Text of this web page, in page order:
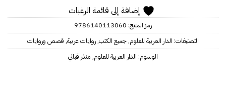
إضافة إلى قائمة الرغبات
رمز المنتج: 9786140113060
التصنيفات: الدار العربية للعلوم,جميع الكتب,روايات عربية, قصص وروايات
الوسوم: الدار العربية للعلوم, منذر قباني